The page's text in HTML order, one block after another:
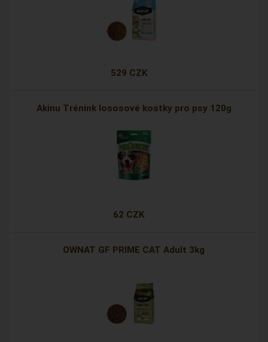
529 CZK
Akinu Trénink lososové kostky pro psy 120g
62 CZK
OWNAT GF PRIME CAT Adult 3kg